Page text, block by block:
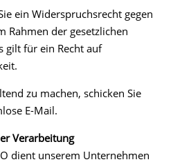
ein Widerspruchsrecht gegen
Rahmen der gesetzlichen
gilt für ein Recht auf
zu machen, schicken Sie
E-Mail.
Verarbeitung
dient unserem Unternehmen